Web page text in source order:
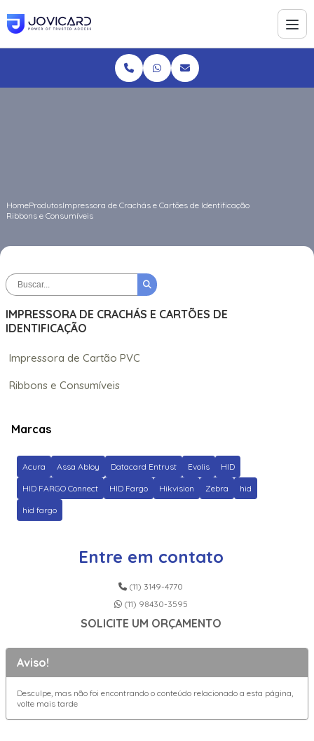
HomeProdutosImpressora de Crachás e Cartões de Identificação
Ribbons e Consumíveis
IMPRESSORA DE CRACHÁS E CARTÕES DE
IDENTIFICAÇÃO
Impressora de Cartão PVC
Ribbons e Consumíveis
Marcas
Acura Assa Abloy Datacard Entrust Evolis HID
HID FARGO Connect HID Fargo Hikvision Zebra hid
hid fargo
Entre em contato
(11) 3149-4770
(11) 98430-3595
SOLICITE UM ORÇAMENTO
Aviso!
Desculpe, mas não foi encontrando o conteúdo relacionado a esta página,
volte mais tarde